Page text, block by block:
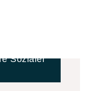
Sozialer